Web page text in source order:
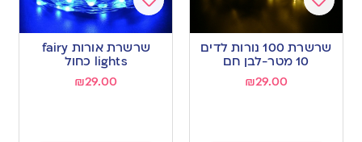
to
wishlist
שרשרת 100 נורות לדים
10 מטר-לבן חם
₪29.00
Add
wishlist
שרשרת אורות fairy
lights כחול
₪29.00